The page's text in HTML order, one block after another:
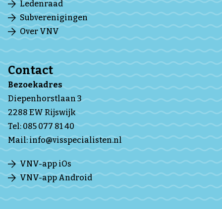
Ledenraad
Subverenigingen
Over VNV
Contact
Bezoekadres
Diepenhorstlaan 3
2288 EW Rijswijk
Tel:085 077 81 40
Mail:info@visspecialisten.nl
VNV-app iOs
VNV-app Android